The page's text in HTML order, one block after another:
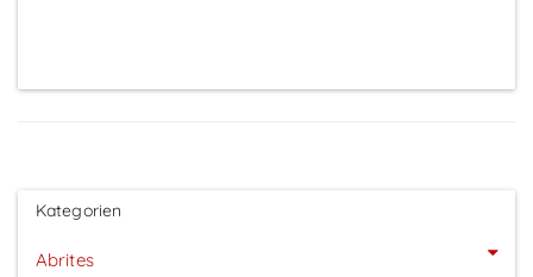
Kategorien
Abrites